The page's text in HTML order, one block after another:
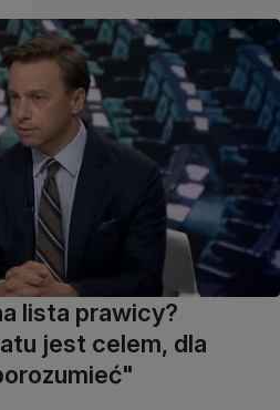
lista prawicy?
jest celem, dla